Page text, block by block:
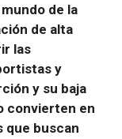
de la
de alta
las
y
y su baja
convierten en
que buscan